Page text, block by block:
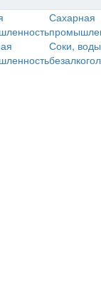
Сахарная
Соки,